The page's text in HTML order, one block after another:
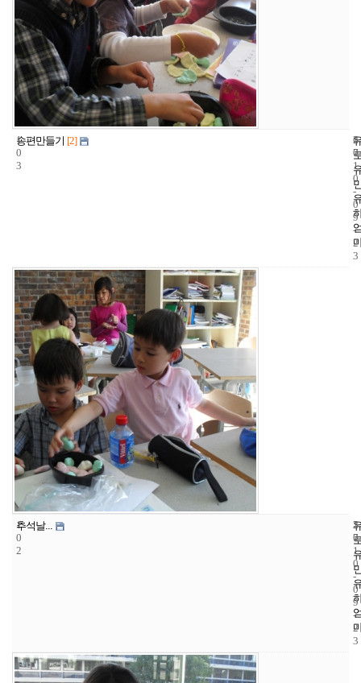
1
0
3
송편만들기 [2]
6
7
2
0
1
0
-
0
9
-
2
3
1
0
2
추석날...
5
7
2
0
1
0
-
0
9
-
2
3